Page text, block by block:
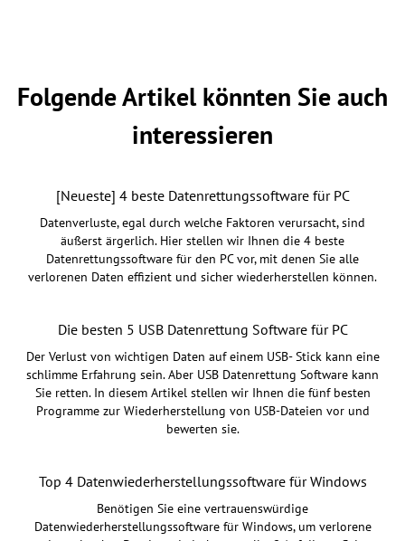
Folgende Artikel könnten Sie auch
interessieren
[Neueste] 4 beste Datenrettungssoftware für PC
Datenverluste, egal durch welche Faktoren verursacht, sind
äußerst ärgerlich. Hier stellen wir Ihnen die 4 beste
Datenrettungssoftware für den PC vor, mit denen Sie alle
verlorenen Daten effizient und sicher wiederherstellen können.
Die besten 5 USB Datenrettung Software für PC
Der Verlust von wichtigen Daten auf einem USB- Stick kann eine
schlimme Erfahrung sein. Aber USB Datenrettung Software kann
Sie retten. In diesem Artikel stellen wir Ihnen die fünf besten
Programme zur Wiederherstellung von USB-Dateien vor und
bewerten sie.
Top 4 Datenwiederherstellungssoftware für Windows
Benötigen Sie eine vertrauenswürdige
Datenwiederherstellungssoftware für Windows, um verlorene